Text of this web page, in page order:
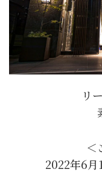
リ
＜
2022年6月